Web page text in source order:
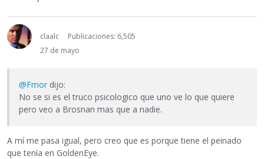
claalc
Publicaciones: 6,505
27 de mayo
@Fmor dijo:
No se si es el truco psicologico que uno ve lo que quiere
pero veo a Brosnan mas que a nadie.
A mí me pasa igual, pero creo que es porque tiene el peinado
que tenía en GoldenEye.